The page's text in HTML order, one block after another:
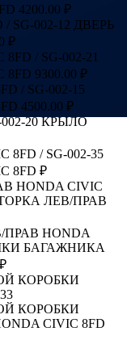
4200.00 ₽
SG-002-12 ДВЕРЬ
₽
/ SG-002-21
8FD 9300.00 ₽
/ SG-002-15
4500.00 ₽
20 КРЫЛО
/ SG-002-35
8FD ₽
CIVIC
ЛЕВ/ПРАВ
HONDA
БАГАЖНИКА
КОРОБКИ
КОРОБКИ
CIVIC 8FD